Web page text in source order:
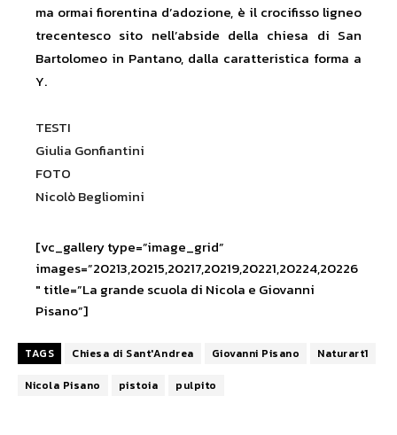
ma ormai fiorentina d’adozione, è il crocifisso ligneo
trecentesco sito nell’abside della chiesa di San
Bartolomeo in Pantano, dalla caratteristica forma a
Y.
TESTI
Giulia Gonfiantini
FOTO
Nicolò Begliomini
[vc_gallery type=”image_grid”
images=”20213,20215,20217,20219,20221,20224,20226
″ title=”La grande scuola di Nicola e Giovanni
Pisano”]
TAGS Chiesa di Sant'Andrea Giovanni Pisano
Naturart1
Nicola Pisano
pistoia pulpito